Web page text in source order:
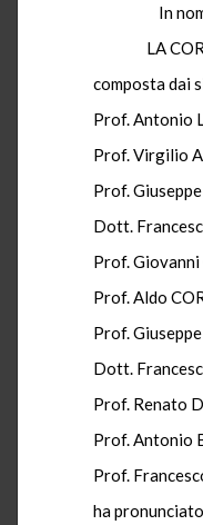
In
LA
composta dai
Prof. Antonio
Prof. Virgilio
Prof.
Dott.
Prof. Giovanni
Prof. Aldo
Prof.
Dott.
Prof. Renato
Prof. Antonio
Prof.
ha